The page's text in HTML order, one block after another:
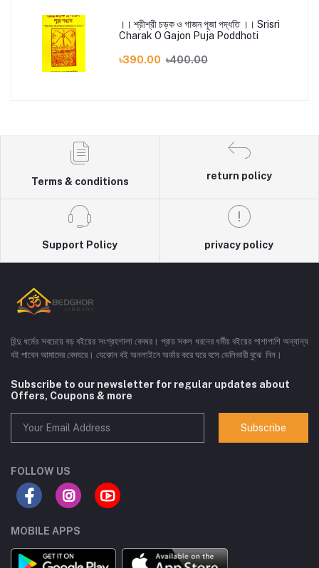
।। শ্রীশ্রী চড়ক ও গাজন পূজা পদ্ধতি ।। Srisri
Charak O Gajon Puja Poddhoti
৳390.00 ৳400.00
Terms & conditions
return policy
Support Policy privacy policy
হিন্দু ধর্মের সবচেয়ে বড় বইয়ের সংগ্রহশালা বেদঘর। প্রায় সকল ধরনের ধর্মীয় বইয়ের পাশাপাশি অন্যান্য
বই পাবেন আমাদের বেদঘরে। যেকোন বই অনলাইনে অর্ডার করে ঘরে বসে ডেলিভারী বুঝে নিন।
Subscribe to our newsletter for regular updates about
Offers, Coupons & more
Subscribe
FOLLOW US
MOBILE APPS